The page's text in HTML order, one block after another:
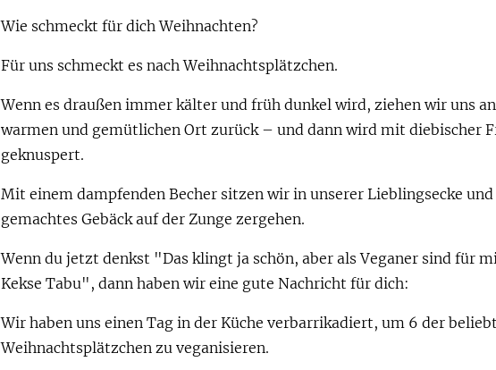
Wie schmeckt für dich Weihnachten?
Für uns schmeckt es nach Weihnachtsplätzchen.
Wenn es draußen immer kälter und früh dunkel wird, ziehen wir uns
warmen und gemütlichen Ort zurück – und dann wird mit diebischer
geknuspert.
Mit einem dampfenden Becher sitzen wir in unserer Lieblingsecke und
gemachtes Gebäck auf der Zunge zergehen.
Wenn du jetzt denkst "Das klingt ja schön, aber als Veganer sind für
Kekse Tabu", dann haben wir eine gute Nachricht für dich:
Wir haben uns einen Tag in der Küche verbarrikadiert, um 6 der
Weihnachtsplätzchen zu veganisieren.